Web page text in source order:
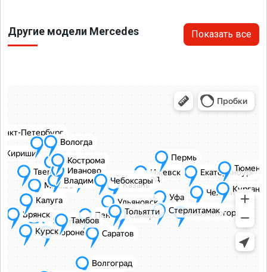
Другие модели Mercedes Показать все